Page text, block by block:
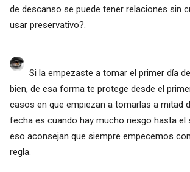
de descanso se puede tener relaciones sin
usar preservativo?.
Si la empezaste a tomar el primer día
bien, de esa forma te protege desde el
casos en que empiezan a tomarlas a mitad
fecha es cuando hay mucho riesgo hasta el
eso aconsejan que siempre empecemos
regla.